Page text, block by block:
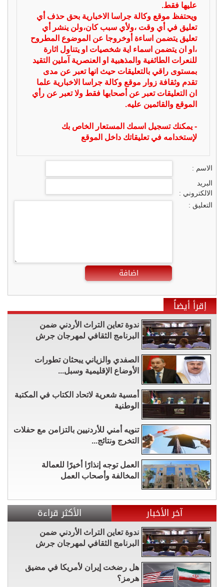
عليها فقط.
ويحتفظ موقع وكالة جراسا الاخبارية بحق حذف أي
تعليق في أي وقت ،ولأي سبب كان،ولن ينشر أي
تعليق يتضمن اساءة أوخروجا عن الموضوع المطروح
،او ان يتضمن اسماء اية شخصيات او يتناول اثارة
للنعرات الطائفية والمذهبية او العنصرية آملين التقيد
بمستوى راقي بالتعليقات حيث انها تعبر عن مدى
تقدم وثقافة زوار موقع وكالة جراسا الاخبارية علما
ان التعليقات تعبر عن أصحابها فقط ولا تعبر عن رأي
الموقع والقائمين عليه.
- يمكنك تسجيل اسمك المستعار الخاص بك
لإستخدامه في تعليقاتك داخل الموقع
الاسم :
البريد
الالكتروني :
التعليق :
اضافة
إقرأ أيضاً
ندوة تعاين التراث الأردني ضمن
البرنامج الثقافي لمهرجان جرش
الصفدي والزياني يبحثان تطورات
الأوضاع الإقليمية وسبل...
أمسية شعرية لاتحاد الكتاب في المكتبة
الوطنية
تنويه أمني للأردنيين بالتزامن مع حفلات
التخرج ونتائج...
العمل توجه إنذارًا أخيرًا للعمالة
المخالفة وأصحاب العمل
آخر الأخبار الأكثر قراءة
ندوة تعاين التراث الأردني ضمن
البرنامج الثقافي لمهرجان جرش
هل رضخت إيران لأمريكا في مضيق
هرمز؟